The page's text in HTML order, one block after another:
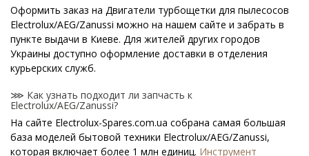
Оформить заказ на Двигатели турбощетки для пылесосов
Electrolux/AEG/Zanussi можно на нашем сайте и забрать в
пункте выдачи в Киеве. Для жителей других городов
Украины доступно оформление доставки в отделения
курьерских служб.
⋙ Как узнать подходит ли запчасть к
Electrolux/AEG/Zanussi?
На сайте Electrolux-Spares.com.ua собрана самая большая
база моделей бытовой техники Electrolux/AEG/Zanussi,
которая включает более 1 млн единиц. Инструмент